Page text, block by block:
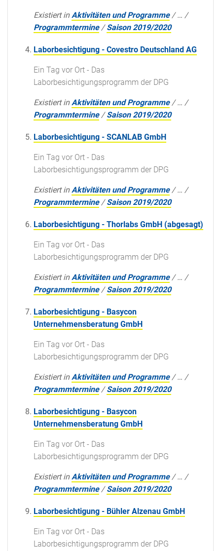
Existiert in Aktivitäten und Programme /… /
Programmtermine /Saison 2019/2020
Laborbesichtigung - Covestro Deutschland AG
Ein Tag vor Ort - Das
Laborbesichtigungsprogramm der DPG
Existiert in Aktivitäten und Programme /… /
Programmtermine /Saison 2019/2020
Laborbesichtigung - SCANLAB GmbH
Ein Tag vor Ort - Das
Laborbesichtigungsprogramm der DPG
Existiert in Aktivitäten und Programme /… /
Programmtermine /Saison 2019/2020
Laborbesichtigung - Thorlabs GmbH (abgesagt)
Ein Tag vor Ort - Das
Laborbesichtigungsprogramm der DPG
Existiert in Aktivitäten und Programme /… /
Programmtermine /Saison 2019/2020
Laborbesichtigung - Basycon
Unternehmensberatung GmbH
Ein Tag vor Ort - Das
Laborbesichtigungsprogramm der DPG
Existiert in Aktivitäten und Programme /… /
Programmtermine /Saison 2019/2020
Laborbesichtigung - Basycon
Unternehmensberatung GmbH
Ein Tag vor Ort - Das
Laborbesichtigungsprogramm der DPG
Existiert in Aktivitäten und Programme /… /
Programmtermine /Saison 2019/2020
Laborbesichtigung - Bühler Alzenau GmbH
Ein Tag vor Ort - Das
Laborbesichtigungsprogramm der DPG